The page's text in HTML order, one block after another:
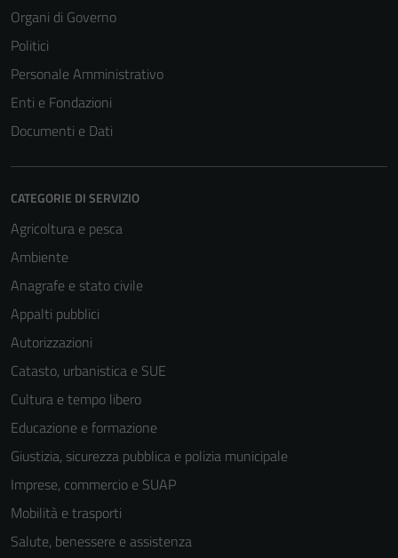
Organi di Governo
Politici
Personale Amministrativo
Enti e Fondazioni
Documenti e Dati
CATEGORIE DI SERVIZIO
Agricoltura e pesca
Ambiente
Anagrafe e stato civile
Appalti pubblici
Autorizzazioni
Catasto, urbanistica e SUE
Cultura e tempo libero
Educazione e formazione
Giustizia, sicurezza pubblica e polizia municipale
Imprese, commercio e SUAP
Mobilità e trasporti
Salute, benessere e assistenza